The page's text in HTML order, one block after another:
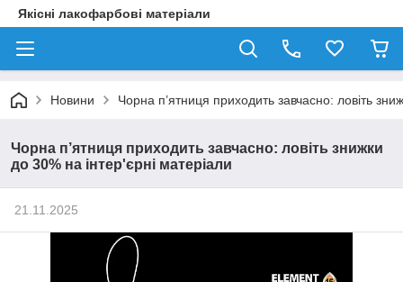
Якісні лакофарбові матеріали
Новини Чорна п’ятниця приходить завчасно: ловіть
Чорна п’ятниця приходить завчасно: ловіть знижки
до 30% на інтер'єрні матеріали
21.11.2025